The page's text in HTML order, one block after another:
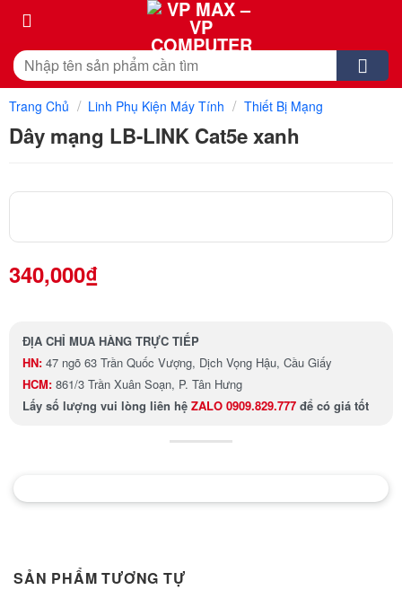
Skip
content
Tìm
kiếm:
Trang Chủ / Linh Phụ Kiện Máy Tính / Thiết Bị Mạng
Dây mạng LB-LINK Cat5e xanh
340,000₫
ĐỊA CHỈ MUA HÀNG TRỰC TIẾP
HN:47 ngõ 63 Trần Quốc Vượng, Dịch Vọng Hậu, Cầu Giấy
HCM: 861/3 Trần Xuân Soạn, P. Tân Hưng
Lấy số lượng vui lòng liên hệ ZALO 0909.829.777để có giá tốt
SẢN PHẨM TƯƠNG TỰ